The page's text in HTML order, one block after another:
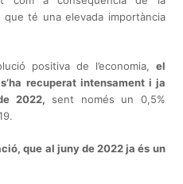
té una elevada importància
positiva de l’economia, el
recuperat intensament i ja
2022, sent només un 0,5%
que al juny de 2022 ja és un